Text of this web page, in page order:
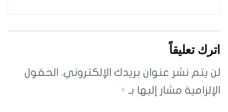
اترك تعليقاً
لن يتم نشر عنوان بريدك الإلكتروني. الحقول
الإلزامية مشار إليها بـ *